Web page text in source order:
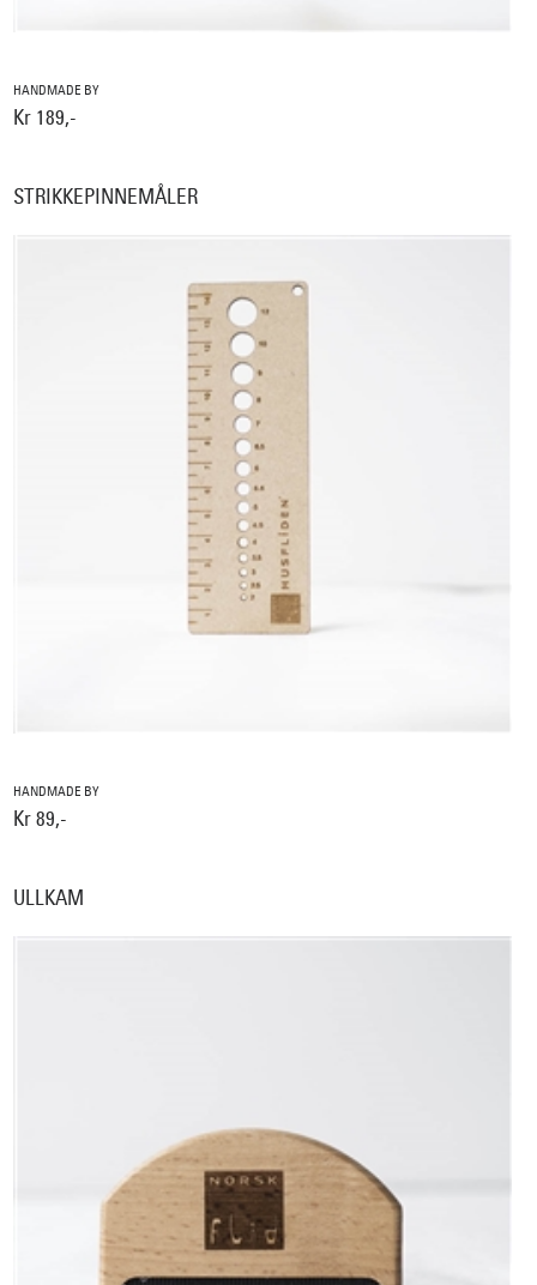
HANDMADE BY
Kr 189,-
STRIKKEPINNEMÅLER
HANDMADE BY
Kr 89,-
ULLKAM